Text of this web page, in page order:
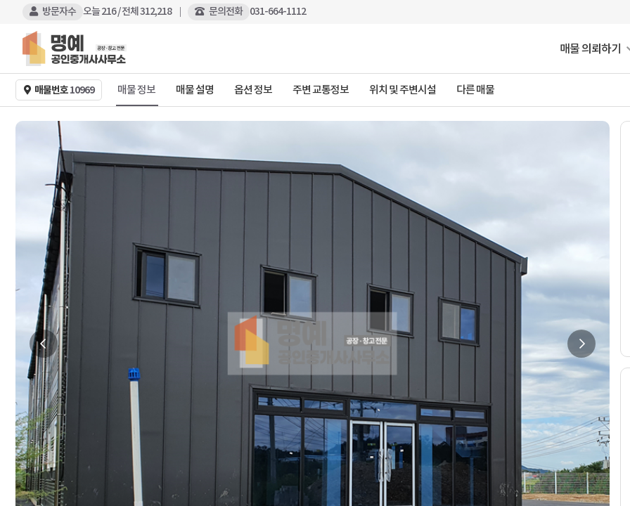
방문자수 오늘216/ 전체312,218 문의전화 031-664-1112
매물 의뢰하기
매물번호10969 매물 정보 매물 설명 옵션 정보 주변 교통정보 위치 및 주변시설 다른 매물